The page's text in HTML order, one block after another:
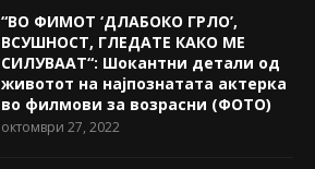
“ВО ФИМОТ ‘ДЛАБОКО ГРЛО’,
ВСУШНОСТ, ГЛЕДАТЕ КАКО МЕ
СИЛУВААТ“: Шокантни детали од
животот на најпознатата актерка
во филмови за возрасни (ФОТО)
октомври 27, 2022